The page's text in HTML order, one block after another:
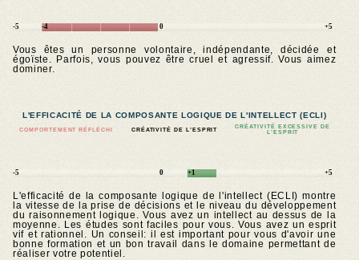
-5 -4 0 +5
Vous êtes un personne volontaire, indépendante, décidée et
égoïste. Parfois, vous pouvez être cruel et agressif. Vous aimez
dominer.
L'EFFICACITÉ DE LA COMPOSANTE LOGIQUE DE L'INTELLECT (ECLI)
COMPORTEMENT RÉFLÉCHI CRÉATIVITÉ DE L’ESPRIT
CRÉATIVITÉ EXCESSIVE DE
L’ESPRIT
-5 0 +1 +5
L'efficacité de la composante logique de l'intellect (ECLI) montre
la vitesse de la prise de décisions et le niveau du développement
du raisonnement logique. Vous avez un intellect au dessus de la
moyenne. Les études sont faciles pour vous. Vous avez un esprit
vif et rationnel. Un conseil: il est important pour vous d'avoir une
bonne formation et un bon travail dans le domaine permettant de
réaliser votre potentiel.